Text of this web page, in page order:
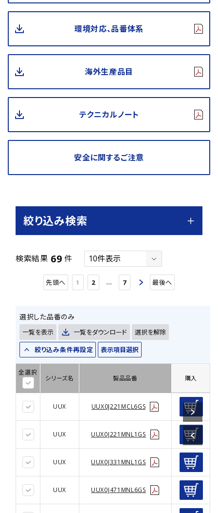
環境対応、品番体系
海外生産品目
テクニカルノート
安全に関するご注意
絞り込み検索
検索結果 69 件
先頭へ 1 2 … 7 最後へ
選択した品番のみ
一覧を表示 一覧をダウンロード
選択を解除
絞り込み条件再設定
表示項目選択
全選択
シリーズ名 製品品番 購入
UUX UUX0J221MCL6GS
UUX UUX0J221MNL1GS
UUX UUX0J331MNL1GS
UUX UUX0J471MNL6GS